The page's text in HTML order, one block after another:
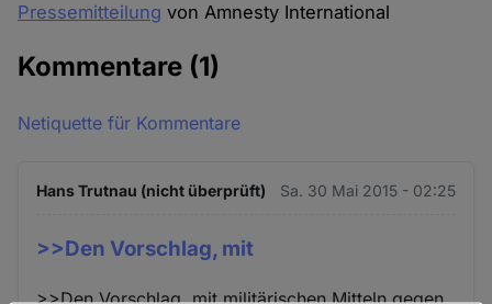
Pressemitteilung von Amnesty International
Kommentare (1)
Netiquette für Kommentare
Hans Trutnau (nicht überprüft) Sa. 30 Mai 2015 - 02:25
>>Den Vorschlag, mit
>>Den Vorschlag, mit militärischen Mitteln gegen